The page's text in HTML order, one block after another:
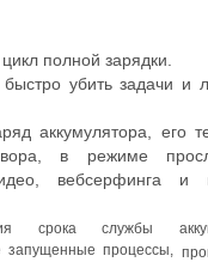
полной зарядки.
убить задачи и
аккумулятора, его
в режиме
вебсерфинга
срока службы
запущенные процессы,